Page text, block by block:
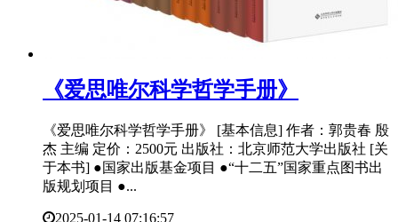
​《爱思唯尔科学哲学手册》
《爱思唯尔科学哲学手册》 [基本信息] 作者：郭贵春 殷
杰 主编 定价：2500元 出版社：北京师范大学出版社 [关
于本书] ●国家出版基金项目 ●“十二五”国家重点图书出
版规划项目 ●...
2025-01-14 07:16:57